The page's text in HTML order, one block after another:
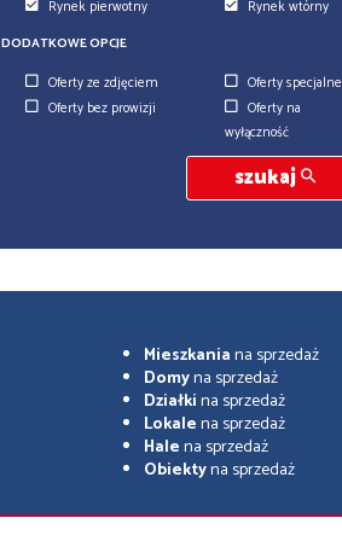
Rynek pierwotny
Rynek wtórny
DODATKOWE OPCJE
Oferty ze zdjęciem
Oferty specjalne
Oferty bez prowizji
Oferty na
wyłączność
szukaj
Mieszkaniana sprzedaż
Domyna sprzedaż
Działkina sprzedaż
Lokalena sprzedaż
Halena sprzedaż
Obiektyna sprzedaż